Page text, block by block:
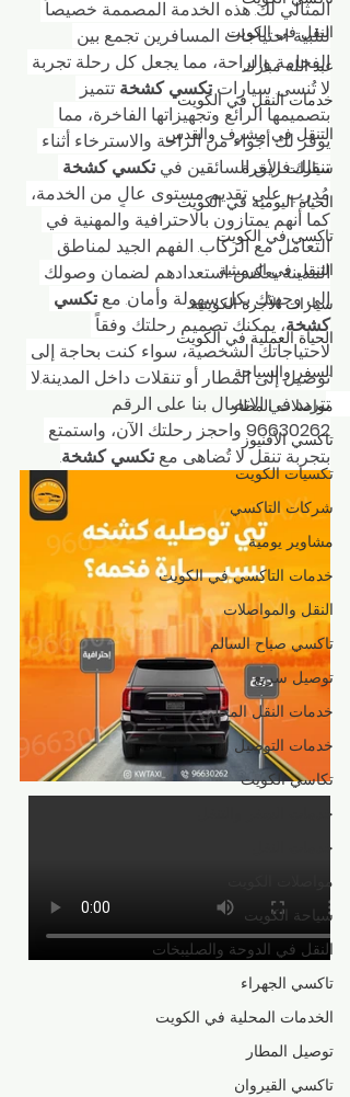
النقل في الكويت
عبد الله مبارك
خدمات النقل في الكويت
التنقل في مشرف والقدس
سيارات الأجرة
الحياة اليومية في الكويت
تاكسي في الكويت
التنقل في الرميثية
سيارات الأجرة الكويتية
الحياة العملية في الكويت
السفر والسياحة
مواصلات المطار
تاكسي الأفنيوز
تكسيات الكويت
شركات التاكسي
مشاوير يومية
خدمات التاكسي في الكويت
النقل والمواصلات
تاكسي صباح السالم
توصيل سريع
خدمات النقل المحلي
خدمات التوصيل
تكاسي الكويت
خدمات السفر والتنقل
خدمات النقل
مواصلات الكويت
سياحة الكويت
النقل في الدوحة والصليبخات
تاكسي الجهراء
الخدمات المحلية في الكويت
توصيل المطار
تاكسي القيروان
المثالي لك. هذه الخدمة المصممة خصيصاً
لتلبية احتياجات المسافرين تجمع بين
الفخامة والراحة، مما يجعل كل رحلة تجربة
لا تُنسى. سيارات تكسي كشخة تتميز
بتصميمها الرائع وتجهيزاتها الفاخرة، مما
يوفر لك أجواء من الراحة والاسترخاء أثناء
تنقلك.فريق السائقين في تكسي كشخة
مُدرب على تقديم مستوى عالٍ من الخدمة،
كما أنهم يمتازون بالاحترافية والمهنية في
التعامل مع الركاب. الفهم الجيد لمناطق
المدينة يعكس استعدادهم لضمان وصولك
إلى وجهتك بكل سهولة وأمان. مع تكسي
كشخة، يمكنك تصميم رحلتك وفقاً
لاحتياجاتك الشخصية، سواء كنت بحاجة إلى
توصيل إلى المطار أو تنقلات داخل المدينة.لا
تتردد في الاتصال بنا على الرقم
96630262 واحجز رحلتك الآن، واستمتع
بتجربة تنقل لا تُضاهى مع تكسي كشخة.